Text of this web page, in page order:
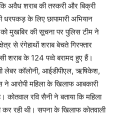
अवैध शराब की तस्करी और बिक्री
के लिए छापामारी अभियान
को मुखबिर की सूचना पर पुलिस टीम ने
से रंगेहाथों शराब बेचते गिरफ्तार
शराब के 124 पव्वे बरामद हुए हैं।
लेबर कॉलोनी, आईडीपीएल, ऋषिकेश,
आरोपी महिला के खिलाफ आबकारी
रवि सैनी ने बताया कि महिला
रही थी। सपना के खिलाफ कोतवाली